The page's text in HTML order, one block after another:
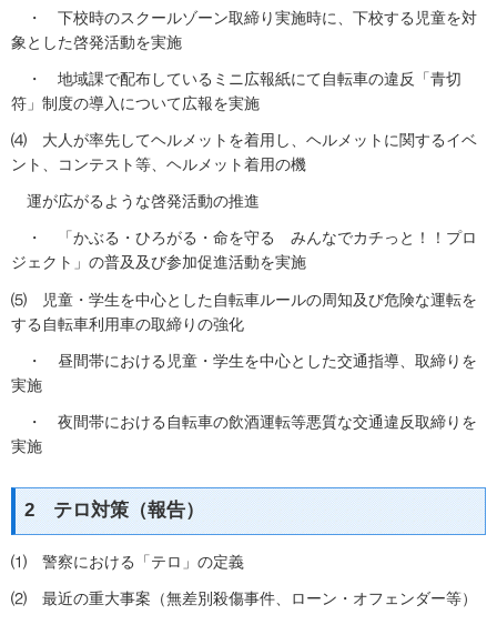
・ 下校時のスクールゾーン取締り実施時に、下校する児童を対
象とした啓発活動を実施
・ 地域課で配布しているミニ広報紙にて自転車の違反「青切
符」制度の導入について広報を実施
⑷ 大人が率先してヘルメットを着用し、ヘルメットに関するイベ
ント、コンテスト等、ヘルメット着用の機
運が広がるような啓発活動の推進
・ 「かぶる・ひろがる・命を守る みんなでカチっと！！プロ
ジェクト」の普及及び参加促進活動を実施
⑸ 児童・学生を中心とした自転車ルールの周知及び危険な運転を
する自転車利用車の取締りの強化
・ 昼間帯における児童・学生を中心とした交通指導、取締りを
実施
・ 夜間帯における自転車の飲酒運転等悪質な交通違反取締りを
実施
2 テロ対策（報告）
⑴ 警察における「テロ」の定義
⑵ 最近の重大事案（無差別殺傷事件、ローン・オフェンダー等）